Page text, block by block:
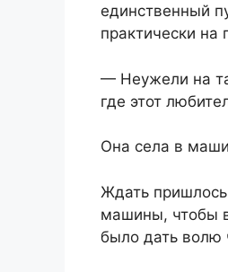
единственный
практически на
— Неужели на
где этот
Она села в
Ждать
машины, чтобы
было дать волю